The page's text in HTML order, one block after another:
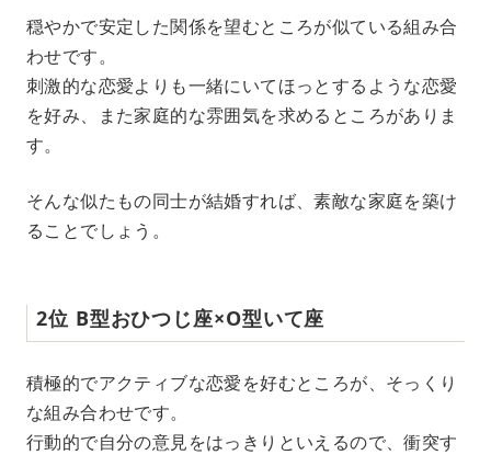
穏やかで安定した関係を望むところが似ている組み合
わせです。
刺激的な恋愛よりも一緒にいてほっとするような恋愛
を好み、また家庭的な雰囲気を求めるところがありま
す。
そんな似たもの同士が結婚すれば、素敵な家庭を築け
ることでしょう。
2位 B型おひつじ座×O型いて座
積極的でアクティブな恋愛を好むところが、そっくり
な組み合わせです。
行動的で自分の意見をはっきりといえるので、衝突す